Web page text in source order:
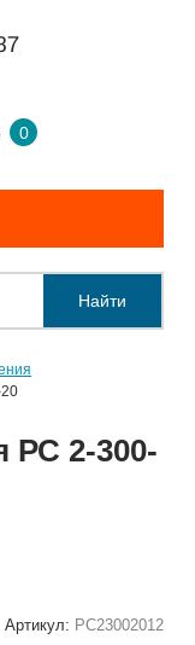
0
Найти
РС 2-300-
Артикул: РС23002012